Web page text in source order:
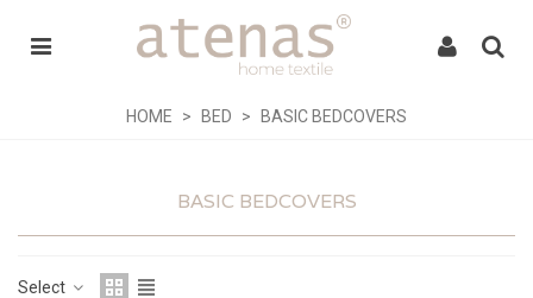
HOME > BED > BASIC BEDCOVERS
BASIC BEDCOVERS
Select